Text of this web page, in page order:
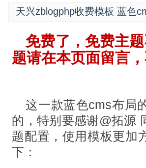
天兴zblogphp收费模板 蓝色
免费了，免费主
题请在本页面留言
这一款蓝色cms布局
的，特别要感谢@拓源
题配置，使用模板更加
下：